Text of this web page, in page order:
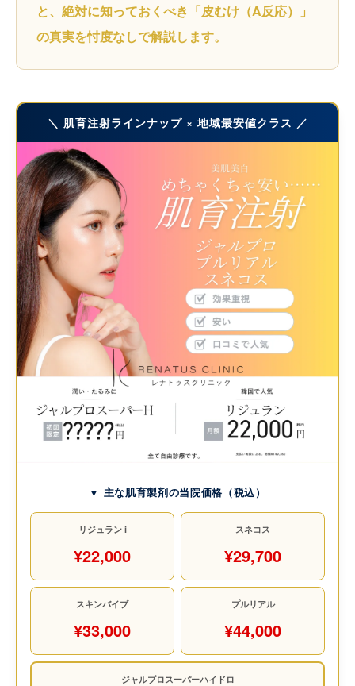
と、絶対に知っておくべき「皮むけ（A反応）」
の真実を忖度なしで解説します。
＼ 肌育注射ラインナップ × 地域最安値クラス ／
▼ 主な肌育製剤の当院価格（税込）
リジュラン i
¥22,000
スネコス
¥29,700
スキンバイブ
¥33,000
プルリアル
¥44,000
ジャルプロスーパーハイドロ